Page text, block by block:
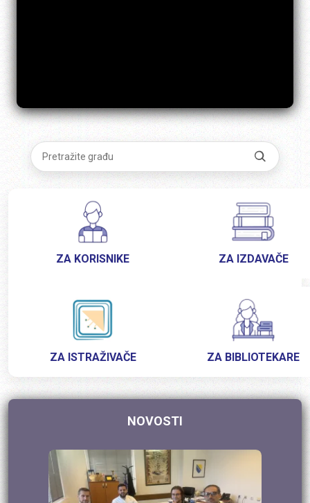
ZA KORISNIKE ZA IZDAVAČE
ZA ISTRAŽIVAČE ZA BIBLIOTEKARE
NOVOSTI